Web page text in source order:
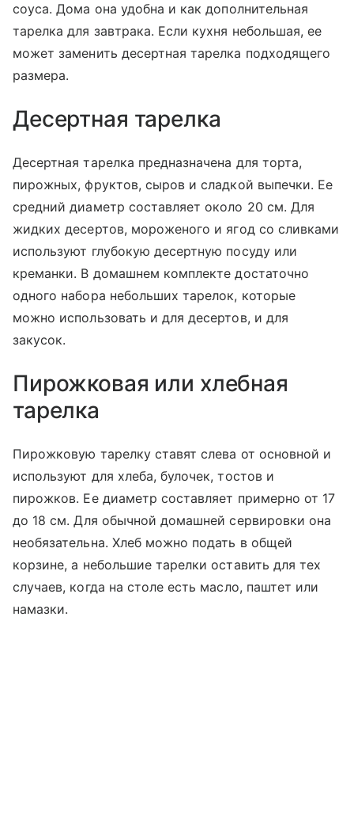
соуса. Дома она удобна и как дополнительная
тарелка для завтрака. Если кухня небольшая, ее
может заменить десертная тарелка подходящего
размера.
Десертная тарелка
Десертная тарелка предназначена для торта,
пирожных, фруктов, сыров и сладкой выпечки. Ее
средний диаметр составляет около 20 см. Для
жидких десертов, мороженого и ягод со сливками
используют глубокую десертную посуду или
креманки. В домашнем комплекте достаточно
одного набора небольших тарелок, которые
можно использовать и для десертов, и для
закусок.
Пирожковая или хлебная
тарелка
Пирожковую тарелку ставят слева от основной и
используют для хлеба, булочек, тостов и
пирожков. Ее диаметр составляет примерно от 17
до 18 см. Для обычной домашней сервировки она
необязательна. Хлеб можно подать в общей
корзине, а небольшие тарелки оставить для тех
случаев, когда на столе есть масло, паштет или
намазки.